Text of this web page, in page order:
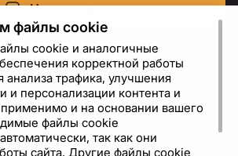
Напишите нам
файлы cookie
cookie и аналогичные
корректной работы
анализа трафика, улучшения
и персонализации контента и
и на основании вашего
файлы cookie
так как они
сайта. Другие файлы cookie